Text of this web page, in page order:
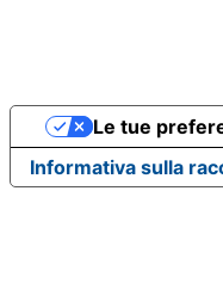
Informativa sulla
Le tue